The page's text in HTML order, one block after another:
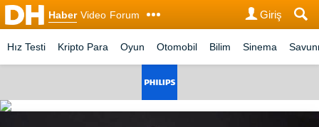
Haber Video Forum Giriş
Hız Testi Kripto Para Oyun Otomobil Bilim Sinema